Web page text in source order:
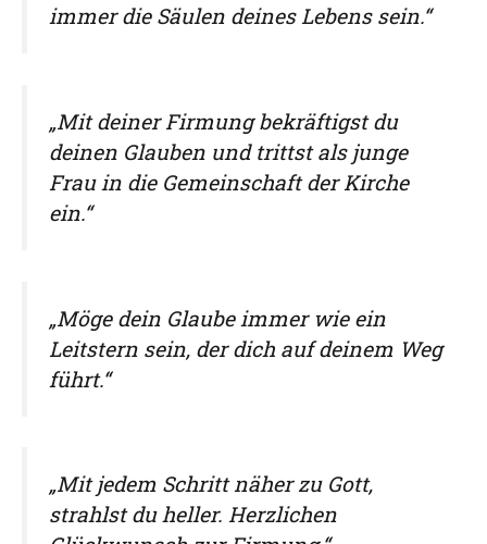
immer die Säulen deines Lebens sein.“
„Mit deiner Firmung bekräftigst du
deinen Glauben und trittst als junge
Frau in die Gemeinschaft der Kirche
ein.“
„Möge dein Glaube immer wie ein
Leitstern sein, der dich auf deinem Weg
führt.“
„Mit jedem Schritt näher zu Gott,
strahlst du heller. Herzlichen